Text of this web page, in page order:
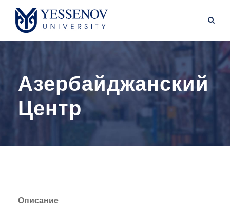
Азербайджанский
Центр
Описание